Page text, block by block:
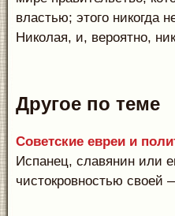
властью; этого никогда
Николая, и, вероятно,
Другое по теме
Советские евреи и
Испанец, славянин или
чистокровностью